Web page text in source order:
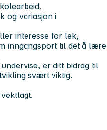
og variasjon i
interesse for lek,
inngangsport til det å lære
er ditt bidrag til
svært viktig.